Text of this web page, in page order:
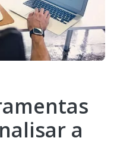
a